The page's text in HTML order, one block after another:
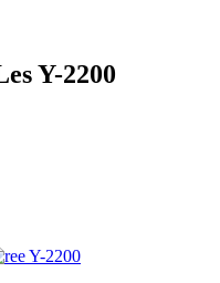
Y-2200